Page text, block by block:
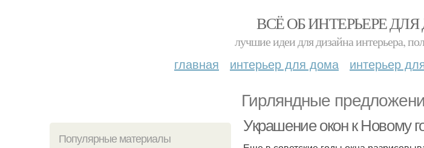
ВСЁ ОБ ИНТЕРЬЕРЕ
лучшие идеи для дизайна интерьера,
главная интерьер для дома интерьер
Гирляндные
Популярные материалы
Украшение окон к Новому